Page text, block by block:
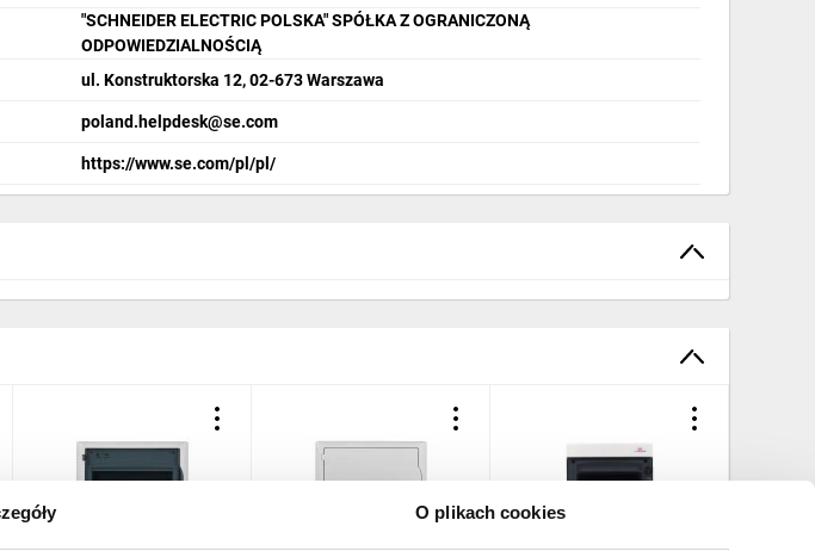
O plikach cookies
"SCHNEIDER ELECTRIC POLSKA" SPÓŁKA Z OGRANICZONĄ
ODPOWIEDZIALNOŚCIĄ
ul. Konstruktorska 12, 02-673 Warszawa
poland.helpdesk@se.com
https://www.se.com/pl/pl/